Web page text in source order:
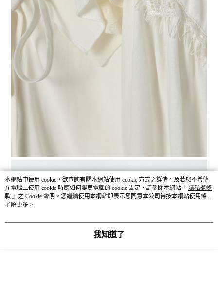
本網站中使用 cookie，欲查詢有關本網站使用 cookie 方式之詳情，及若您不希望
在電腦上使用 cookie 時應如何變更電腦的 cookie 設定，請參閱本網站「 隱私權條
款 」之 Cookie 聲明。您繼續使用本網站即表示您同意本公司得按本網站使用條款
之 Cookie 聲明使用 cookie。
了解更多 >
我知道了